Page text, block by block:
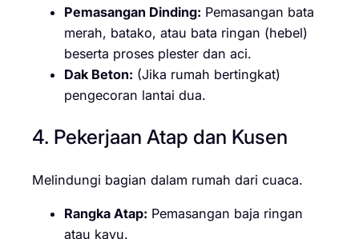
Pemasangan Dinding: Pemasangan bata
merah, batako, atau bata ringan (hebel)
beserta proses plester dan aci.
Dak Beton: (Jika rumah bertingkat)
pengecoran lantai dua.
4. Pekerjaan Atap dan Kusen
Melindungi bagian dalam rumah dari cuaca.
Rangka Atap: Pemasangan baja ringan
atau kayu.